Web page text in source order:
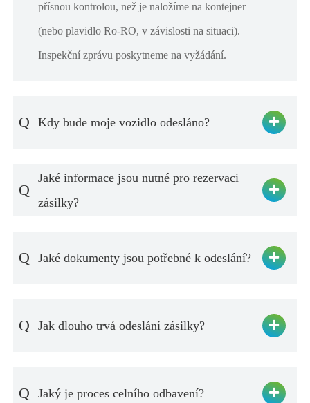
přísnou kontrolou, než je naložíme na kontejner
(nebo plavidlo Ro-RO, v závislosti na situaci).
Inspekční zprávu poskytneme na vyžádání.
Q Kdy bude moje vozidlo odesláno?
Q
Jaké informace jsou nutné pro rezervaci
zásilky?
Q Jaké dokumenty jsou potřebné k odeslání?
Q Jak dlouho trvá odeslání zásilky?
Q Jaký je proces celního odbavení?